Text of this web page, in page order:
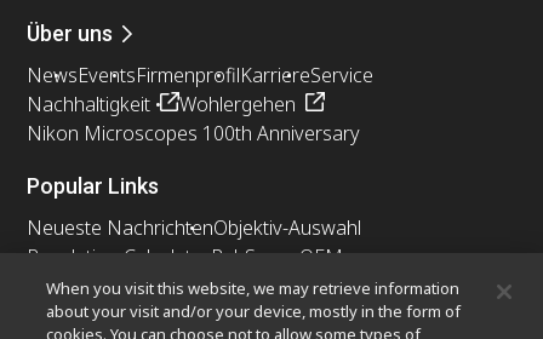
Über uns
NewsEventsFirmenprofilKarriereService
Nachhaltigkeit
Wohlergehen
Nikon Microscopes 100th Anniversary
Popular Links
Neueste NachrichtenObjektiv-Auswahl
Resolution Calculator PubScope OEM
Nikon Small World
MicroscopyU
When you visit this website, we may retrieve information
about your visit and/or your device, mostly in the form of
cookies. You can choose not to allow some types of